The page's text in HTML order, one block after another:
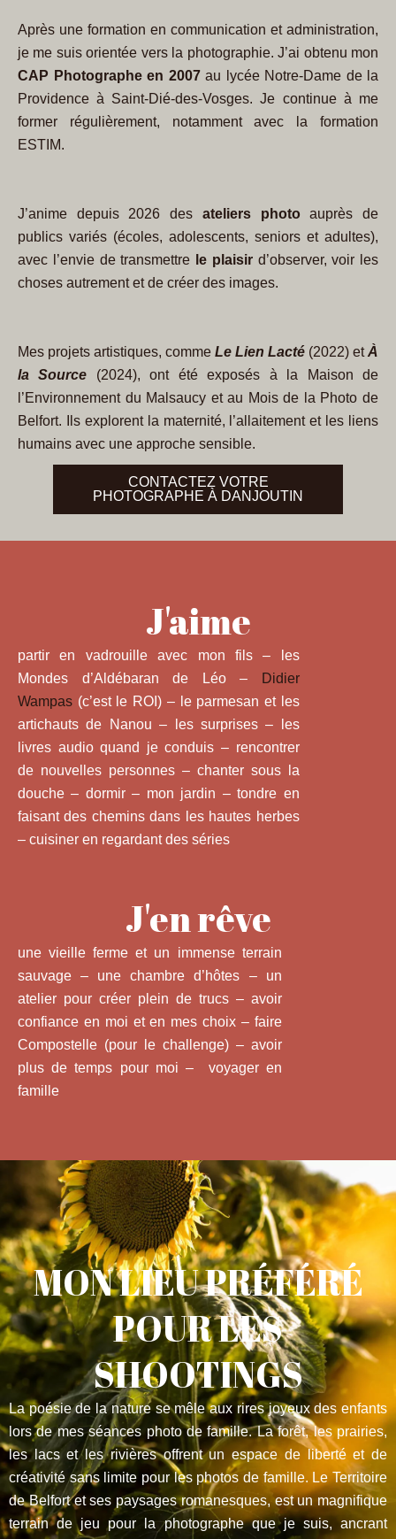
Après une formation en communication et administration,
je me suis orientée vers la photographie. J’ai obtenu mon
CAP Photographe en 2007au lycée Notre-Dame de la
Providence à Saint-Dié-des-Vosges. Je continue à me
former régulièrement, notamment avec la formation
ESTIM.
J’anime depuis 2026 des ateliers photoauprès de
publics variés (écoles, adolescents, seniors et adultes),
avec l’envie de transmettre le plaisird’observer, voir les
choses autrement et de créer des images.
Mes projets artistiques, comme Le Lien Lacté (2022) etÀ
la Source (2024), ont été exposés à la Maison de
l’Environnement du Malsaucy et au Mois de la Photo de
Belfort. Ils explorent la maternité, l’allaitement et les liens
humains avec une approche sensible.
CONTACTEZ VOTRE
PHOTOGRAPHE À DANJOUTIN
J'aime
partir en vadrouille avec mon fils – les
Mondes d’Aldébaran de Léo –
Didier
Wampas (c’est le ROI) – le parmesan et les
artichauts de Nanou – les surprises – les
livres audio quand je conduis – rencontrer
de nouvelles personnes – chanter sous la
douche – dormir – mon jardin – tondre en
faisant des chemins dans les hautes herbes
– cuisiner en regardant des séries
J'en rêve
une vieille ferme et un immense terrain
sauvage – une chambre d’hôtes – un
atelier pour créer plein de trucs – avoir
confiance en moi et en mes choix – faire
Compostelle (pour le challenge) – avoir
plus de temps pour moi – voyager en
famille
MON LIEU PRÉFÉRÉ
POUR LES
SHOOTINGS
La poésie de la nature se mêle aux rires joyeux des enfants
lors de mes séances photo de famille. La forêt, les prairies,
les lacs et les rivières offrent un espace de liberté et de
créativité sans limite pour les photos de famille. Le Territoire
de Belfort et ses paysages romanesques, est un magnifique
terrain de jeu pour la photographe que je suis, ancrant